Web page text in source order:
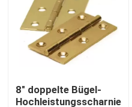
Über uns
Fabrik-Ausflug
8" doppelte Bügel-
Hochleistungsscharniere